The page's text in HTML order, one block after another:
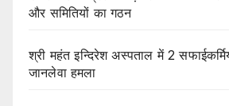
और समितियों का गठन
श्री महंत इन्दिरेश अस्पताल में 2
जानलेवा हमला